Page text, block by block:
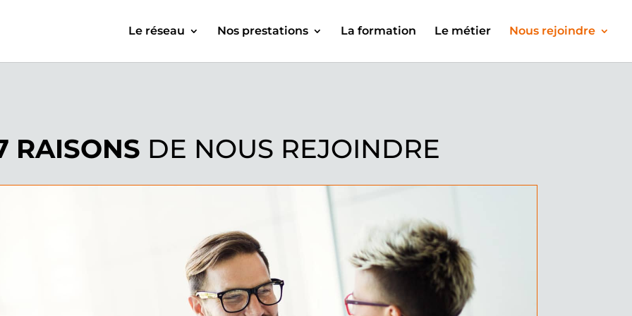
Le réseau Nos prestations La formation Le métier Nous rejoindre
RAISONS DE NOUS REJOINDRE